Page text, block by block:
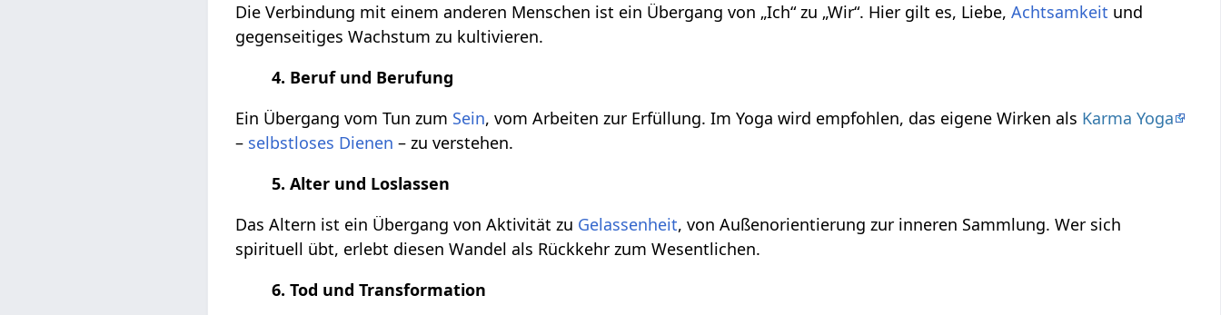
Die Verbindung mit einem anderen Menschen ist ein Übergang von „Ich“ zu „Wir“. Hier gilt es, Liebe,Achtsamkeit und
gegenseitiges Wachstum zu kultivieren.
4. Beruf und Berufung
Ein Übergang vom Tun zum Sein, vom Arbeiten zur Erfüllung. Im Yoga wird empfohlen, das eigene Wirken als Karma Yoga
– selbstloses Dienen – zu verstehen.
5. Alter und Loslassen
Das Altern ist ein Übergang von Aktivität zu Gelassenheit, von Außenorientierung zur inneren Sammlung. Wer sich
spirituell übt, erlebt diesen Wandel als Rückkehr zum Wesentlichen.
6. Tod und Transformation